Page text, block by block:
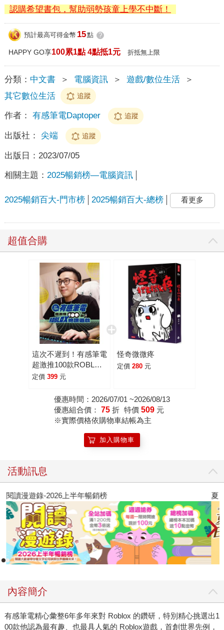
認購希望書包，幫助弱勢孩童上學不中斷！
預計最高可得金幣 15點 ?
HAPPY GO享100累1點 4點抵1元 折抵無上限
分類： 中文書 ＞ 電腦資訊 ＞ 遊戲/數位生活
＞
其它數位生活
追蹤
作者： 有感筆電Daptoper 追蹤
出版社： 尖端 追蹤
出版日： 2023/07/05
相關主題： 2025暢銷榜—電腦資訊
2025暢銷百大-門市榜 2025暢銷百大-總榜 看更多
超值合購
這次不遲到！有感筆電
超激推100款ROBLOX
絕讚遊戲
定價 399 元
怪奇微微疼
定價 280 元
優惠時間：2026/07/01 ~2026/08/13
優惠組合價： 75 折 特價 509 元
※實際價格依購物車結帳為主
加入購物車
活動訊息
閱讀漫遊錄-2026上半年暢銷榜 夏
內容簡介
有感筆電精心彙整6年多年來對 Roblox 的鑽研，特別精心挑選出1
00款他認為最有趣、也最具人氣的 Roblox遊戲，首創世界先例，